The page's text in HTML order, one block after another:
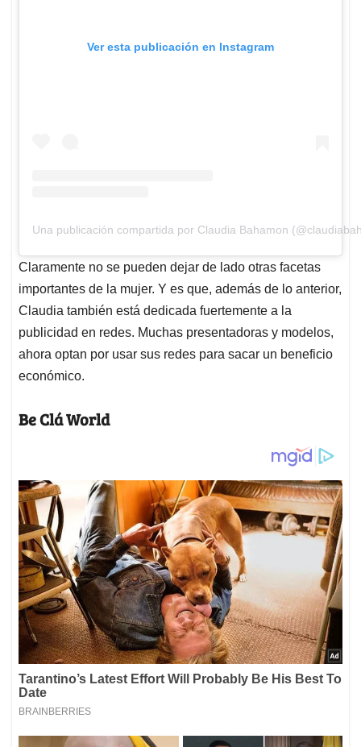
Ver esta publicación en Instagram
Una publicación compartida por Claudia Bahamon
Claramente no se pueden dejar de lado otras facetas
importantes de la mujer. Y es que, además de lo anterior,
Claudia también está dedicada fuertemente a la
publicidad en redes. Muchas presentadoras y modelos,
ahora optan por usar sus redes para sacar un beneficio
económico.
Be Clá World